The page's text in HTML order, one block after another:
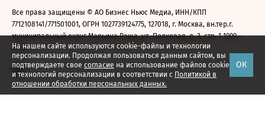
На нашем сайте используются cookie-файлы и технологии
персонализации. Продолжая пользоваться данным сайтом, вы
подтверждаете свое согласие на использование файлов cookie
и технологий персонализации в соответствии с Политикой в
отношении обработки персональных данных.
ОК
Все права защищены © АО Бизнес Ньюс Медиа, ИНН/КПП
7712108141/771501001, ОГРН 1027739124775, 127018, г. Москва, вн.тер.г.
муниципальный округ Марьина Роща, ул. Полковая, д. 3, стр. 1 1999—
2026